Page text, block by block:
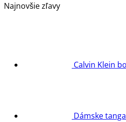
Najnovšie zľavy
Calvin Klein
Dámske tanga